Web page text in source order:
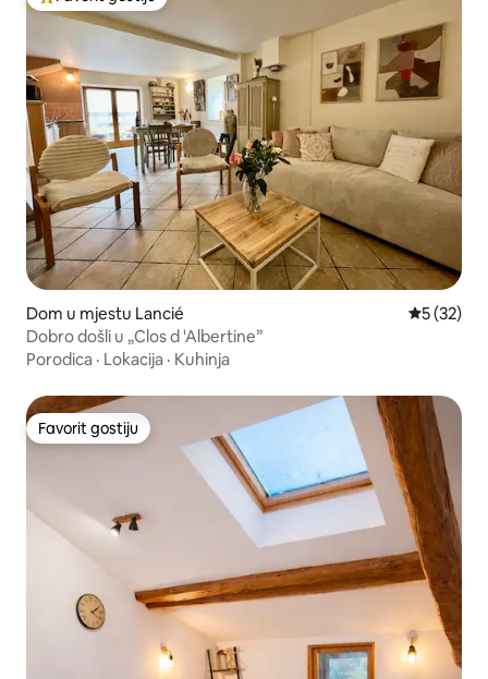
Glavni favorit gostiju
Dom u mjestu Lancié Prosječna
5 (32)
Dobro došli u „Clos d 'Albertine”
Porodica · Lokacija · Kuhinja
Favorit gostiju
Favorit gostiju